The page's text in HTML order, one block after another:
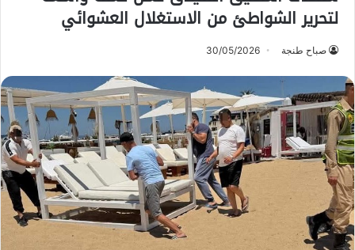
لتحرير الشواطئ من الاستغلال العشوائي
صباح طنجة 30/05/2026